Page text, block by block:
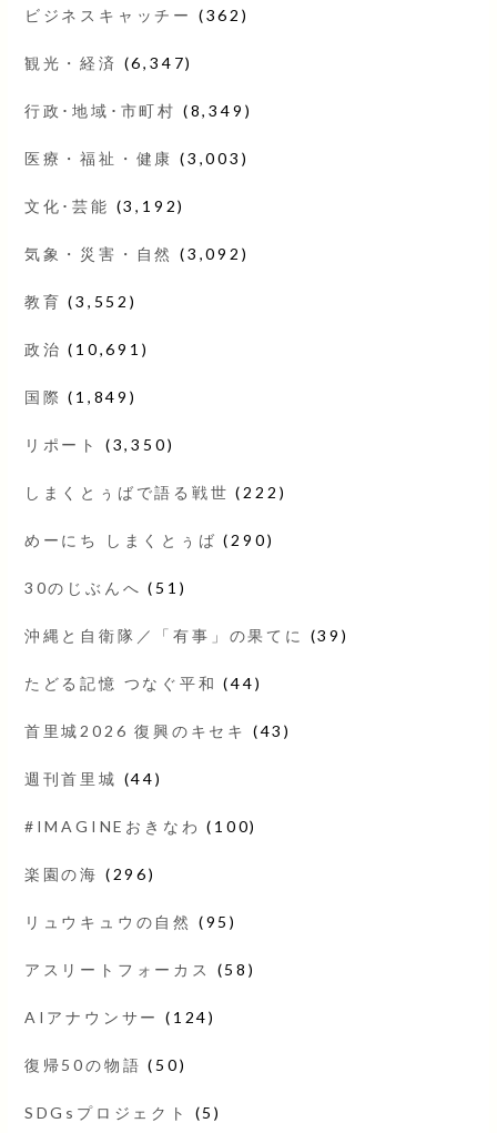
ビジネスキャッチー (362)
観光・経済 (6,347)
行政･地域･市町村 (8,349)
医療・福祉・健康 (3,003)
文化･芸能 (3,192)
気象・災害・自然 (3,092)
教育 (3,552)
政治 (10,691)
国際 (1,849)
リポート (3,350)
しまくとぅばで語る戦世 (222)
めーにち しまくとぅば (290)
30のじぶんへ (51)
沖縄と自衛隊／「有事」の果てに (39)
たどる記憶 つなぐ平和 (44)
首里城2026 復興のキセキ (43)
週刊首里城 (44)
#IMAGINEおきなわ (100)
楽園の海 (296)
リュウキュウの自然 (95)
アスリートフォーカス (58)
AIアナウンサー (124)
復帰50の物語 (50)
SDGsプロジェクト (5)